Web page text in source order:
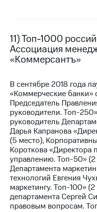
11) Топ-1000
Ассоциация
«Коммерсантъ»
В сентябре 2018 года
«Коммерческие банки»
Председатель
руководители. Топ-
руководитель
Дарья Капранова
(5 место),
Короткова «Директора
управлению. Топ-50»
Департамента
технологий Евгения
маркетингу. Топ-100»
департамента Сергей
правовым вопросам.